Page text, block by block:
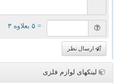
= ۵ بعلاوه ۳
ارسال نظر
لینکهای لوازم فلزی